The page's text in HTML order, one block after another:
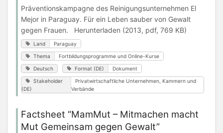
Präventionskampagne des Reinigungsunternehmen El
Mejor in Paraguay. Für ein Leben sauber von Gewalt
gegen Frauen. Herunterladen (2013, pdf, 769 KB)
Land Paraguay
Thema Fortbildungsprogramme und Online-Kurse
Deutsch Format (DE) Dokument
Stakeholder
(DE)
Privatwirtschaftliche Unternehmen, Kammern und
Verbände
Factsheet “MamMut – Mitmachen macht
Mut Gemeinsam gegen Gewalt”